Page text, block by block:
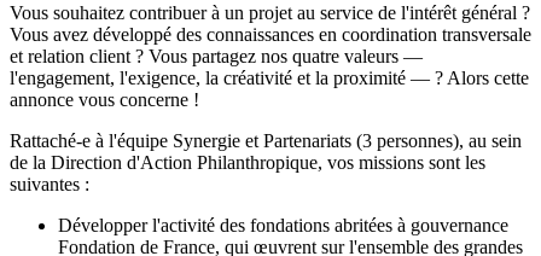
Vous souhaitez contribuer à un projet au service de l'intérêt général ?
Vous avez développé des connaissances en coordination transversale
et relation client ? Vous partagez nos quatre valeurs —
l'engagement, l'exigence, la créativité et la proximité — ? Alors cette
annonce vous concerne !
Rattaché-e à l'équipe Synergie et Partenariats (3 personnes), au sein
de la Direction d'Action Philanthropique, vos missions sont les
suivantes :
Développer l'activité des fondations abritées à gouvernance
Fondation de France, qui œuvrent sur l'ensemble des grandes